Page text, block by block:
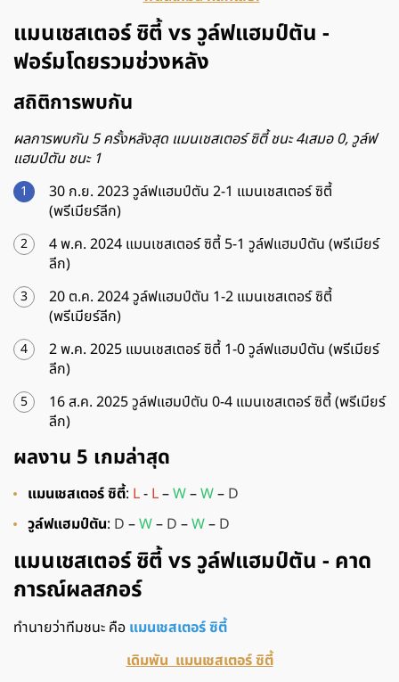
แมนเชสเตอร์ ซิตี้ vs วูล์ฟแฮมป์ตัน -
ฟอร์มโดยรวมช่วงหลัง
สถิติการพบกัน
ผลการพบกัน 5 ครั้งหลังสุด แมนเชสเตอร์ ซิตี้ ชนะ 4เสมอ 0, วูล์ฟ
แฮมป์ตัน ชนะ 1
30 ก.ย. 2023 วูล์ฟแฮมป์ตัน 2-1 แมนเชสเตอร์ ซิตี้
(พรีเมียร์ลีก)
4 พ.ค. 2024 แมนเชสเตอร์ ซิตี้ 5-1 วูล์ฟแฮมป์ตัน (พรีเมียร์
ลีก)
20 ต.ค. 2024 วูล์ฟแฮมป์ตัน 1-2 แมนเชสเตอร์ ซิตี้
(พรีเมียร์ลีก)
2 พ.ค. 2025 แมนเชสเตอร์ ซิตี้ 1-0 วูล์ฟแฮมป์ตัน (พรีเมียร์
ลีก)
16 ส.ค. 2025 วูล์ฟแฮมป์ตัน 0-4 แมนเชสเตอร์ ซิตี้ (พรีเมียร์
ลีก)
ผลงาน 5 เกมล่าสุด
แมนเชสเตอร์ ซิตี้: L- L–W–W– D
วูล์ฟแฮมป์ตัน: D –W– D –W– D
แมนเชสเตอร์ ซิตี้ vs วูล์ฟแฮมป์ตัน - คาด
การณ์ผลสกอร์
ทำนายว่าทีมชนะ คือ แมนเชสเตอร์ ซิตี้
เดิมพัน แมนเชสเตอร์ ซิตี้